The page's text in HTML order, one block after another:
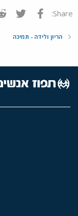
Share: פייסבוק
הריון ולידה - תמיכה